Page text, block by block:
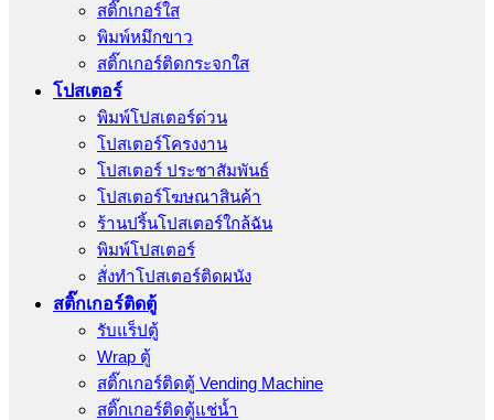
สติ๊กเกอร์ใส
พิมพ์หมึกขาว
สติ๊กเกอร์ติดกระจกใส
โปสเตอร์
พิมพ์โปสเตอร์ด่วน
โปสเตอร์โครงงาน
โปสเตอร์ ประชาสัมพันธ์
โปสเตอร์โฆษณาสินค้า
ร้านปริ้นโปสเตอร์ใกล้ฉัน
พิมพ์โปสเตอร์
สั่งทําโปสเตอร์ติดผนัง
สติ๊กเกอร์ติดตู้
รับแร็ปตู้
Wrap ตู้
สติ๊กเกอร์ติดตู้ Vending Machine
สติ๊กเกอร์ติดตู้แช่น้ำ